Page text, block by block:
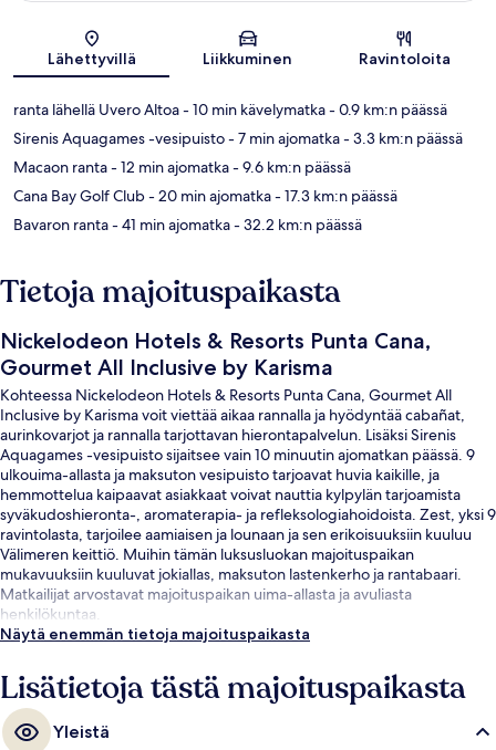
Kartta
Lähettyvillä Liikkuminen Ravintoloita
ranta lähellä Uvero Altoa- 10 min kävelymatka- 0.9 km:n päässä
Sirenis Aquagames -vesipuisto- 7 min ajomatka- 3.3 km:n päässä
Macaon ranta- 12 min ajomatka- 9.6 km:n päässä
Cana Bay Golf Club- 20 min ajomatka- 17.3 km:n päässä
Bavaron ranta- 41 min ajomatka- 32.2 km:n päässä
Tietoja majoituspaikasta
Nickelodeon Hotels & Resorts Punta Cana,
Gourmet All Inclusive by Karisma
Kohteessa Nickelodeon Hotels & Resorts Punta Cana, Gourmet All
Inclusive by Karisma voit viettää aikaa rannalla ja hyödyntää cabañat,
aurinkovarjot ja rannalla tarjottavan hierontapalvelun. Lisäksi Sirenis
Aquagames -vesipuisto sijaitsee vain 10 minuutin ajomatkan päässä. 9
ulkouima-allasta ja maksuton vesipuisto tarjoavat huvia kaikille, ja
hemmottelua kaipaavat asiakkaat voivat nauttia kylpylän tarjoamista
syväkudoshieronta-, aromaterapia- ja refleksologiahoidoista. Zest, yksi 9
ravintolasta, tarjoilee aamiaisen ja lounaan ja sen erikoisuuksiin kuuluu
Välimeren keittiö. Muihin tämän luksusluokan majoituspaikan
mukavuuksiin kuuluvat jokiallas, maksuton lastenkerho ja rantabaari.
Matkailijat arvostavat majoituspaikan uima-allasta ja avuliasta
henkilökuntaa.
Näytä enemmän tietoja majoituspaikasta
Lisätietoja tästä majoituspaikasta
Yleistä